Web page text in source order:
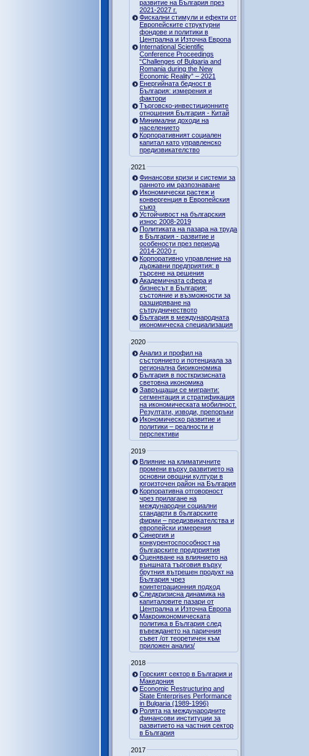
развитие на България през
2021-2027 г.
Фискални стимули и ефекти от
Европейските структурни
фондове и политики в
Централна и Източна Европа
International Scientific
Conference Proceedings
“Challenges of Bulgaria and
Romania during the New
Economic Reality” – 2021
Енергийната бедност в
България: измерения и
фактори
Търговско-инвестиционните
отношения България - Китай
Минимални доходи на
населението
Корпоративният социален
капитал като управленско
предизвикателство
2021
Финансови кризи и системи за
ранното им разпознаване
Икономически растеж и
конвергенция в Европейския
съюз
Устойчивост на българския
износ 2008-2019
Политиката на пазара на труда
в България - развитие и
особености през периода
2014-2020 г.
Корпоративно управление на
държавни предприятия: в
търсене на решения
Академичната сфера и
бизнесът в България:
състояние и възможности за
разширяване на
сътрудничеството
България в международната
икономическа специализация
2020
Анализ и профил на
състоянието и потенциала за
регионална биоикономика
България в посткризисната
световна икономика
Завръщащи се мигранти:
сегментация и стратификация
на икономическата мобилност.
Резултати, изводи, препоръки
Икономическо развитие и
политики – реалности и
перспективи
2019
Влияние на климатичните
промени върху развитието на
основни овощни култури в
югоизточен район на България
Корпоративна отговорност
чрез прилагане на
международни социални
стандарти в българските
фирми – предизвикателства и
европейски измерения
Синергия и
конкурентоспособност на
българските предприятия
Оценяване на влиянието на
външната търговия върху
брутния вътрешен продукт на
България чрез
коинтеграционния подход
Следкризисна динамика на
капиталовите пазари от
Централна и Източна Европа
Макроикономическата
политика в България след
въвеждането на паричния
съвет /от теоретичен към
приложен анализ/
2018
Горският сектор в България и
Македония
Economic Restructuring and
State Enterprises Performance
in Bulgaria (1989-1996)
Ролята на международните
финансови институции за
развитието на частния сектор
в България
2017